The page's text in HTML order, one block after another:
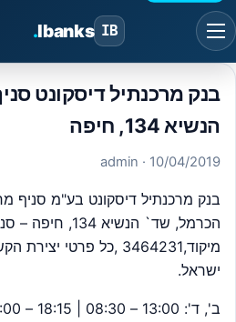
IB
Ibanks
.
הנשיא 134, חיפה
10/04/2019
· admin
בנק מרכנתיל דיסקונט בע"מ סניף
מיקוד,3464231 ,כל פרטי
ישראל.